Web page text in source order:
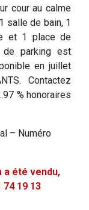
cour au calme
salle de bain, 1
et 1 place de
parking est
en juillet
Contactez
% honoraires
– Numéro
a été vendu,
74 19 13